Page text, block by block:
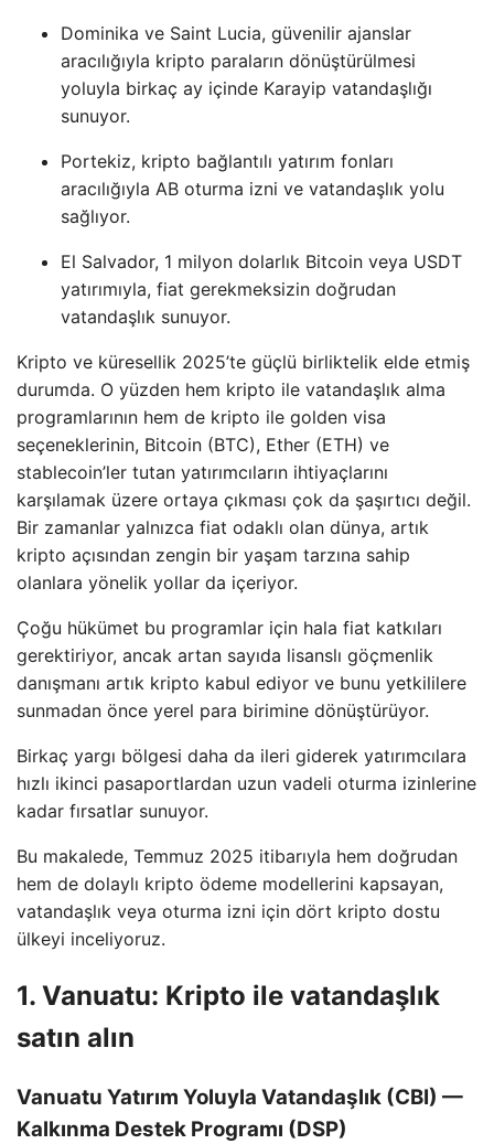
Dominika ve Saint Lucia, güvenilir ajanslar
aracılığıyla kripto paraların dönüştürülmesi
yoluyla birkaç ay içinde Karayip vatandaşlığı
sunuyor.
Portekiz, kripto bağlantılı yatırım fonları
aracılığıyla AB oturma izni ve vatandaşlık yolu
sağlıyor.
El Salvador, 1 milyon dolarlık Bitcoin veya USDT
yatırımıyla, fiat gerekmeksizin doğrudan
vatandaşlık sunuyor.
Kripto ve küresellik 2025’te güçlü birliktelik elde etmiş
durumda. O yüzden hem kripto ile vatandaşlık alma
programlarının hem de kripto ile golden visa
seçeneklerinin, Bitcoin (BTC), Ether (ETH) ve
stablecoin’ler tutan yatırımcıların ihtiyaçlarını
karşılamak üzere ortaya çıkması çok da şaşırtıcı değil.
Bir zamanlar yalnızca fiat odaklı olan dünya, artık
kripto açısından zengin bir yaşam tarzına sahip
olanlara yönelik yollar da içeriyor.
Çoğu hükümet bu programlar için hala fiat katkıları
gerektiriyor, ancak artan sayıda lisanslı göçmenlik
danışmanı artık kripto kabul ediyor ve bunu yetkililere
sunmadan önce yerel para birimine dönüştürüyor.
Birkaç yargı bölgesi daha da ileri giderek yatırımcılara
hızlı ikinci pasaportlardan uzun vadeli oturma izinlerine
kadar fırsatlar sunuyor.
Bu makalede, Temmuz 2025 itibarıyla hem doğrudan
hem de dolaylı kripto ödeme modellerini kapsayan,
vatandaşlık veya oturma izni için dört kripto dostu
ülkeyi inceliyoruz.
1. Vanuatu: Kripto ile vatandaşlık
satın alın
Vanuatu Yatırım Yoluyla Vatandaşlık (CBI) —
Kalkınma Destek Programı (DSP)